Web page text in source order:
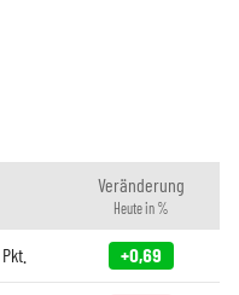
Veränderung
Heute in %
Pkt. +0,69